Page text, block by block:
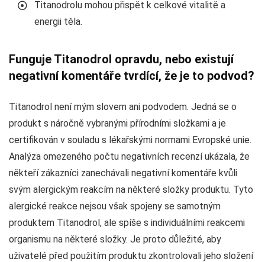
Titanodrolu mohou přispět k celkové vitalitě a
energii těla.
Funguje Titanodrol opravdu, nebo existují
negativní komentáře tvrdící, že je to podvod?
Titanodrol není mým slovem ani podvodem. Jedná se o
produkt s náročně vybranými přírodními složkami a je
certifikován v souladu s lékařskými normami Evropské unie.
Analýza omezeného počtu negativních recenzí ukázala, že
někteří zákazníci zanechávali negativní komentáře kvůli
svým alergickým reakcím na některé složky produktu. Tyto
alergické reakce nejsou však spojeny se samotným
produktem Titanodrol, ale spíše s individuálními reakcemi
organismu na některé složky. Je proto důležité, aby
uživatelé před použitím produktu zkontrolovali jeho složení